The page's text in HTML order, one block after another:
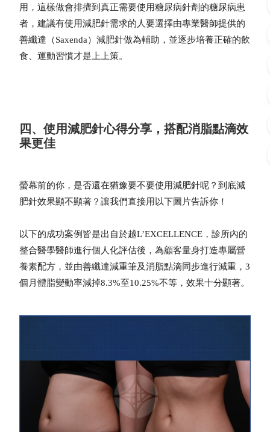
用，這樣做會排擠到真正需要使用糖尿病針劑的糖尿病患
者，建議有使用減肥針需求的人要選擇由專業醫師提供的
善纖達（Saxenda）減肥針做為輔助，並逐步培養正確的飲
食、運動習慣才是上上策。
四、使用減肥針心得分享，搭配消脂點滴效
果更佳
螢幕前的你，是否還在猶豫要不要使用減肥針呢？到底減
肥針效果顯不顯著？讓我們直接用以下圖片告訴你！
以下的成功案例皆是出自於越L’EXCELLENCE，診所內的
整合醫學醫師進行個人化評估後，為顧客量身打造專屬營
養素配方，並由善纖達減重筆及消脂點滴同步進行減重，3
個月體脂變動率減掉8.3%至10.25%不等，效果十分顯著。